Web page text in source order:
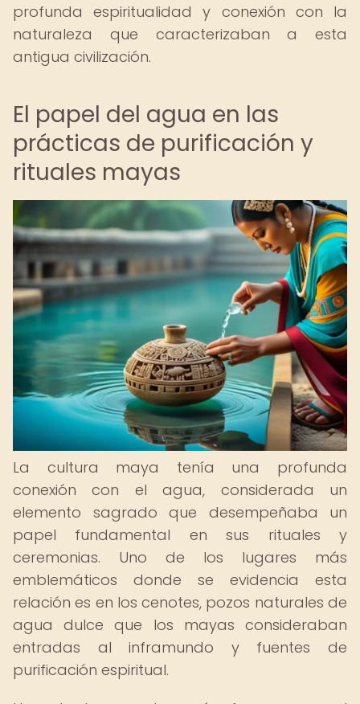
profunda espiritualidad y conexión con la
naturaleza que caracterizaban a esta
antigua civilización.
El papel del agua en las
prácticas de purificación y
rituales mayas
La cultura maya tenía una profunda
conexión con el agua, considerada un
elemento sagrado que desempeñaba un
papel fundamental en sus rituales y
ceremonias. Uno de los lugares más
emblemáticos donde se evidencia esta
relación es en los cenotes, pozos naturales de
agua dulce que los mayas consideraban
entradas al inframundo y fuentes de
purificación espiritual.